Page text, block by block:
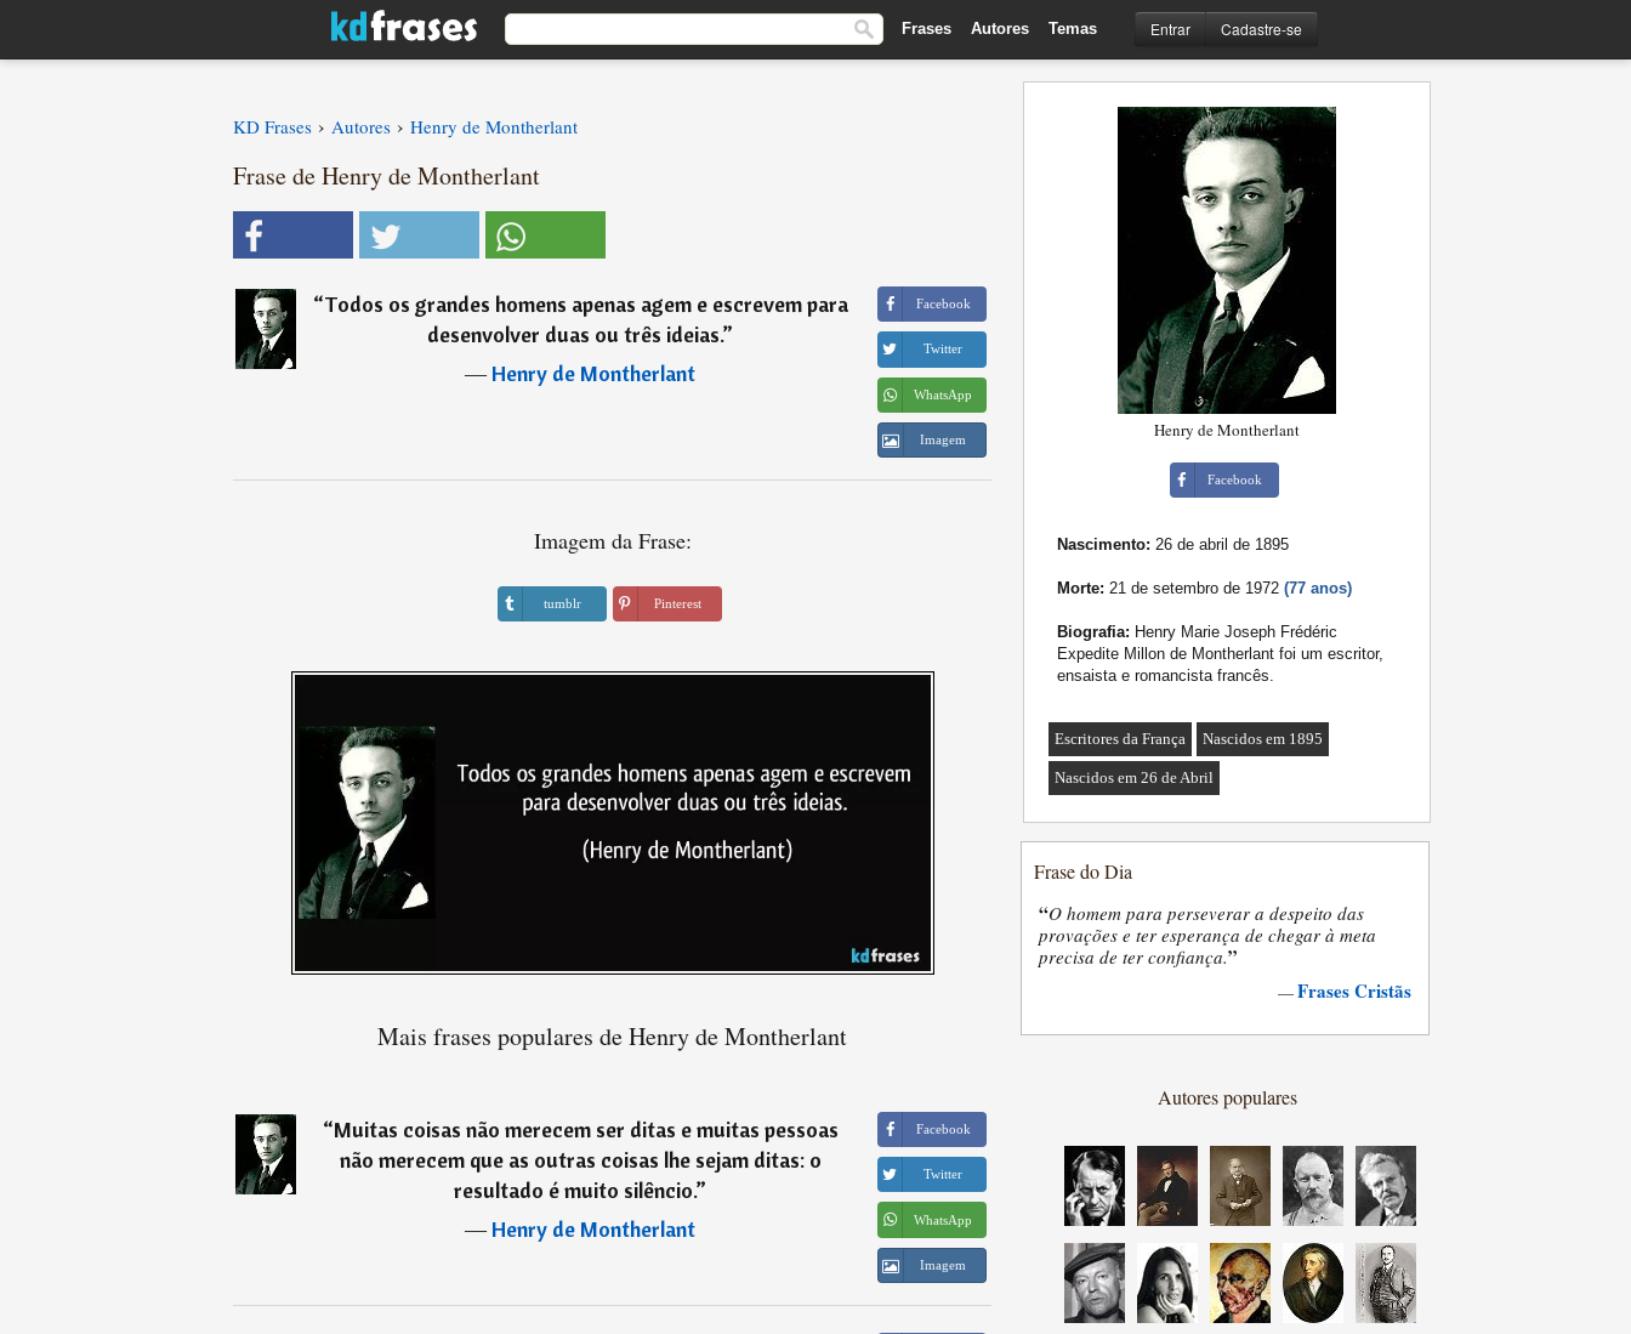
Frases Autores Temas Entrar Cadastre-se
KD Frases › Autores › Henry de Montherlant
Frase de Henry de Montherlant
“Todos os grandes homens apenas agem e escrevem para
desenvolver duas ou três ideias.”
―Henry de Montherlant
Facebook
Twitter
WhatsApp
Imagem
Imagem da Frase:
tumblr Pinterest
Mais frases populares de Henry de Montherlant
“Muitas coisas não merecem ser ditas e muitas pessoas
não merecem que as outras coisas lhe sejam ditas: o
resultado é muito silêncio.”
―Henry de Montherlant
Facebook
Twitter
WhatsApp
Imagem
Henry de Montherlant
Facebook
Nascimento: 26 de abril de 1895
Morte: 21 de setembro de 1972 (77 anos)
Biografia: Henry Marie Joseph Frédéric
Expedite Millon de Montherlant foi um escritor,
ensaista e romancista francês.
Escritores da França Nascidos em 1895
Nascidos em 26 de Abril
Frase do Dia
“O homem para perseverar a despeito das
provações e ter esperança de chegar à meta
precisa de ter confiança.”
—Frases Cristãs
Autores populares